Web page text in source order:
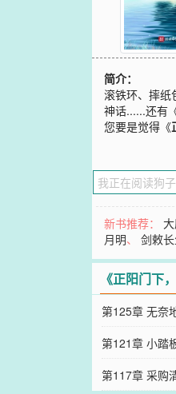
简介：
滚铁环、摔纸
神话......还有
您要是觉得《
新书推荐：
月明、剑敕
《正阳门下
第125章 无奈
第121章 小踏
第117章 采购